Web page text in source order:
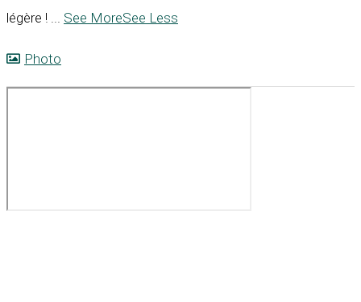
légère ! ... See MoreSee Less
Photo